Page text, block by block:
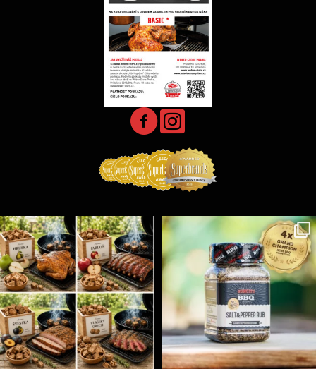
Udící špalíky - BORN TO SMOKE - různé druhy k...
6 0
Koření Suncity – autentická BBQ chuť u vás doma!...
1 0